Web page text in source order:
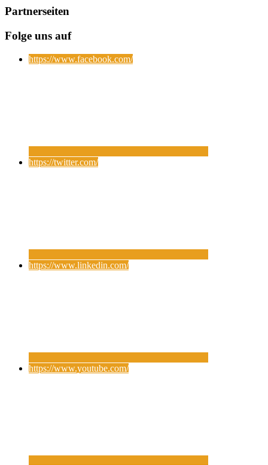
Partnerseiten
Folge uns auf
https://www.facebook.com/
https://twitter.com/
https://www.linkedin.com/
https://www.youtube.com/